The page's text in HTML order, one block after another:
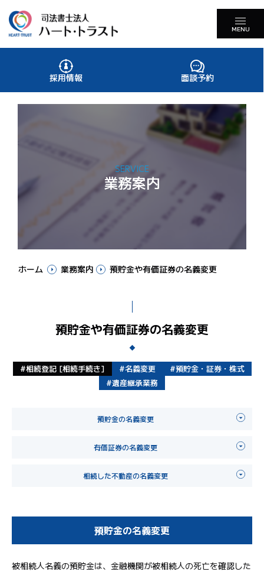
MENU
採用情報 面談予約
SERVICE
業務案内
ホーム 業務案内 預貯金や有価証券の名義変更
預貯金や有価証券の名義変更
相続登記 [相続手続き] 名義変更
預貯金・証券・株式
遺産継承業務
預貯金の名義変更
有価証券の名義変更
相続した不動産の名義変更
預貯金の名義変更
被相続人名義の預貯金は、金融機関が被相続人の死亡を確認した